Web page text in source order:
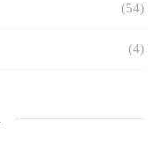
(54)
(4)